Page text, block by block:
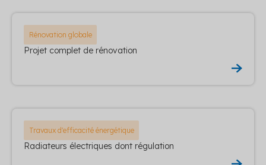
Rénovation globale
Projet complet de rénovation
Travaux d'efficacité énergétique
Radiateurs électriques dont régulation